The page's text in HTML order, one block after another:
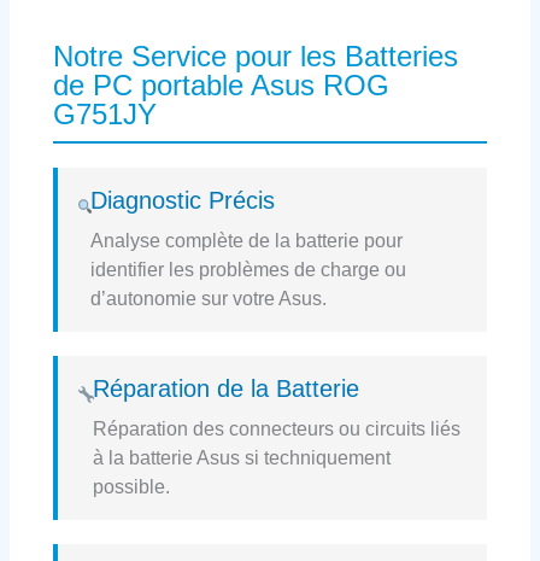
Notre Service pour les Batteries
de PC portable Asus ROG
G751JY
Diagnostic Précis
Analyse complète de la batterie pour
identifier les problèmes de charge ou
d’autonomie sur votre Asus.
Réparation de la Batterie
Réparation des connecteurs ou circuits liés
à la batterie Asus si techniquement
possible.